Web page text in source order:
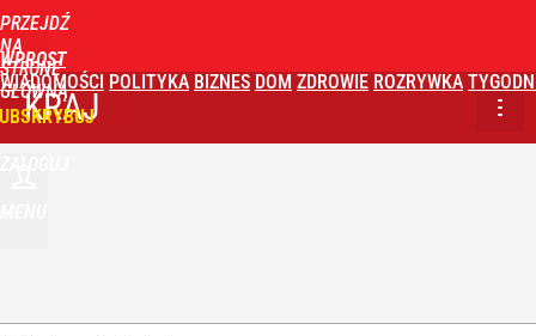
PRZEJDŹ
NA
STRONĘ
GŁÓWNĄ
WPROST
WIADOMOŚCI POLITYKA BIZNES DOM ZDROWIE ROZRYWKA
KRAJ